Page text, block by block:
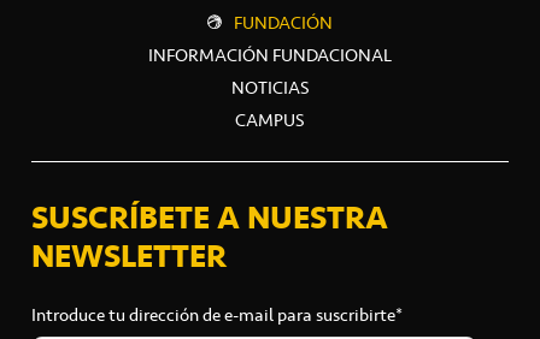
FUNDACIÓN
INFORMACIÓN FUNDACIONAL
NOTICIAS
CAMPUS
SUSCRÍBETE A NUESTRA
NEWSLETTER
Introduce tu dirección de e-mail para suscribirte*